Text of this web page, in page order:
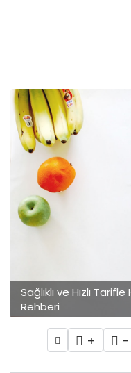
Sağlıklı ve Hızlı
Rehberi
+ -